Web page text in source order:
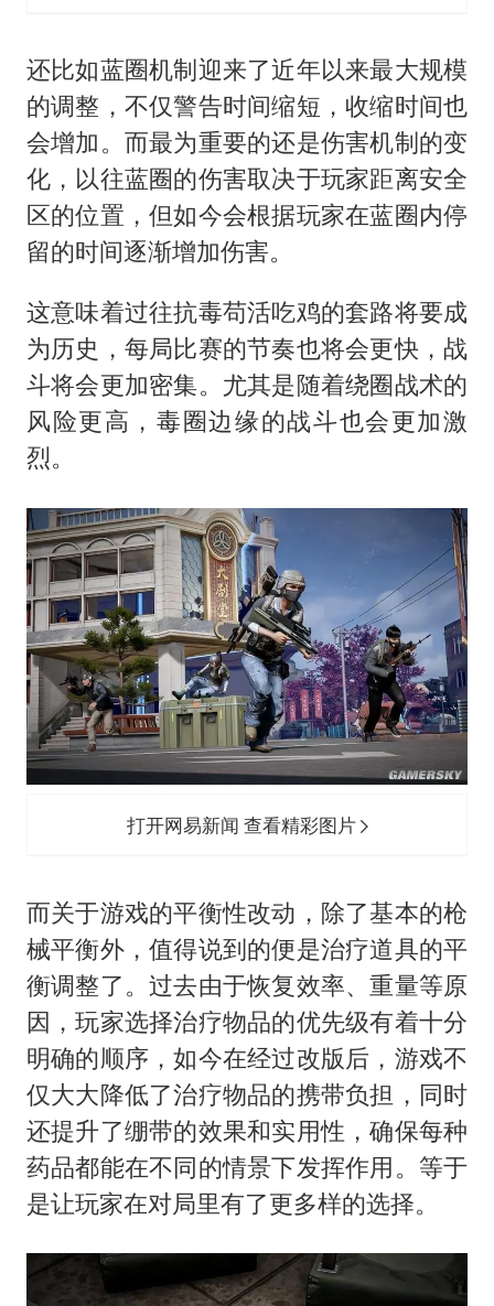
还比如蓝圈机制迎来了近年以来最大规模
的调整，不仅警告时间缩短，收缩时间也
会增加。而最为重要的还是伤害机制的变
化，以往蓝圈的伤害取决于玩家距离安全
区的位置，但如今会根据玩家在蓝圈内停
留的时间逐渐增加伤害。
这意味着过往抗毒苟活吃鸡的套路将要成
为历史，每局比赛的节奏也将会更快，战
斗将会更加密集。尤其是随着绕圈战术的
风险更高，毒圈边缘的战斗也会更加激
烈。
打开网易新闻 查看精彩图片
而关于游戏的平衡性改动，除了基本的枪
械平衡外，值得说到的便是治疗道具的平
衡调整了。过去由于恢复效率、重量等原
因，玩家选择治疗物品的优先级有着十分
明确的顺序，如今在经过改版后，游戏不
仅大大降低了治疗物品的携带负担，同时
还提升了绷带的效果和实用性，确保每种
药品都能在不同的情景下发挥作用。等于
是让玩家在对局里有了更多样的选择。